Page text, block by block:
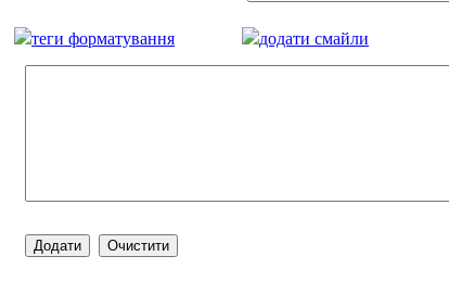
теги форматування додати смайли